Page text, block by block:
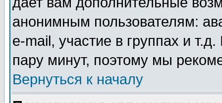
анонимным пользователям:
e-mail, участие в группах и
пару минут, поэтому мы
Вернуться к началу